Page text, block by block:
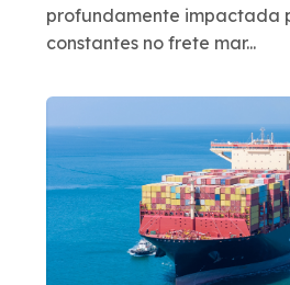
profundamente impactada
constantes no frete mar...